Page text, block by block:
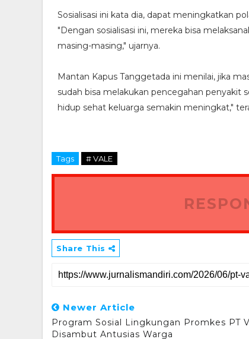
Sosialisasi ini kata dia, dapat meningkatkan
"Dengan sosialisasi ini, mereka bisa
masing-masing," ujarnya.
Mantan Kapus Tanggetada ini menilai, jika
sudah bisa melakukan pencegahan penyakit
hidup sehat keluarga semakin meningkat,"
Tags # VALE
Share This
Newer Article
Program Sosial Lingkungan Promkes PT
Disambut Antusias Warga